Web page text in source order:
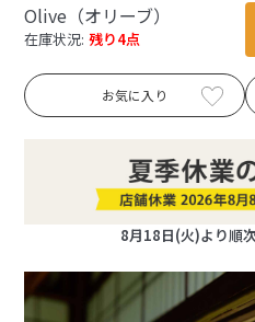
Olive（オリーブ）
在庫状況: 残り4点
お気に入り
8月18日(火)より順